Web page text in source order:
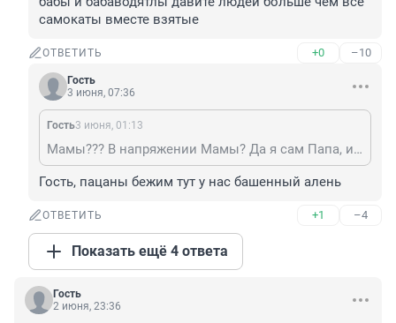
самокаты вместе взятые
ОТВЕТИТЬ +0 –10
Гость
3 июня, 07:36
Гость3 июня, 01:13
Мамы??? В напряжении Мамы? Да я сам Папа, и я гуляя с дочкой, в парке, культуры и отдыха, Берёзовая роща, впадал в бешенство. Идти нереально, сохраняя спокойствие, потому что, едут на велосипедах, электросамокатах, по любой стороне дорожки, по центру, справа, слева, навстречу тебе или сзади. Оглянулся назад, посмотрел, никого, пять секунд, пролетает рядом электодрын, а верхом на нём рандомная тушка, подросток, ребёнок, кабан, лошадь. И ещё, собак выгуливают. Вот я честно понять не могу, что должно быть в голове, у существа, чтобы оно поехало в парк.
Гость, пацаны бежим тут у нас башенный алень
ОТВЕТИТЬ +1 –4
Показать ещё 4 ответа
Гость
2 июня, 23:36